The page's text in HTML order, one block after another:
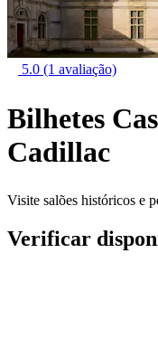
5.0 (1 avaliação)
Bilhetes
Cadillac
Visite salões históricos e
Verificar